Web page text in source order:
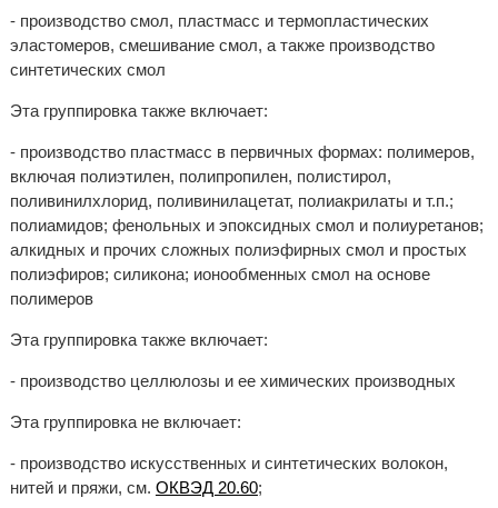
- производство смол, пластмасс и термопластических
эластомеров, смешивание смол, а также производство
синтетических смол
Эта группировка также включает:
- производство пластмасс в первичных формах: полимеров,
включая полиэтилен, полипропилен, полистирол,
поливинилхлорид, поливинилацетат, полиакрилаты и т.п.;
полиамидов; фенольных и эпоксидных смол и полиуретанов;
алкидных и прочих сложных полиэфирных смол и простых
полиэфиров; силикона; ионообменных смол на основе
полимеров
Эта группировка также включает:
- производство целлюлозы и ее химических производных
Эта группировка не включает:
- производство искусственных и синтетических волокон,
нитей и пряжи, см. ОКВЭД 20.60;